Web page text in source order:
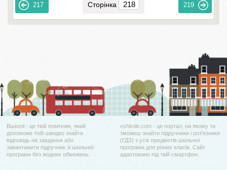
217 Сторінка 219
Вшколі - це твій помічник, який
допоможе тобі швидко знайти
відповідь на завдання або
завантажити підручник зі шкільної
програми без жодних обмежень.
vshkole.com - це портал, на якому ти
зможеш знайти підручники і роз'язники
(ГДЗ) з усіх предметів шкільної
програми для різних класів. Сайт
адаптовано під твій смартфон.